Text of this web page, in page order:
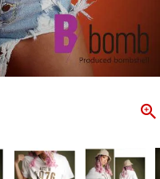
PICKUP
新作